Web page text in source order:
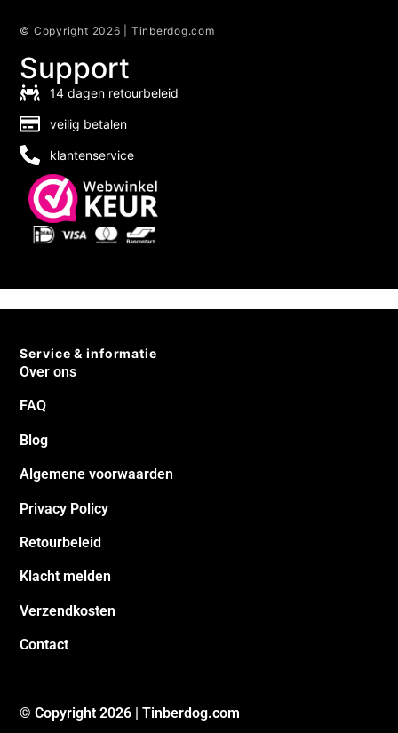
© Copyright 2026 | Tinberdog.com
Support
14 dagen retourbeleid
veilig betalen
klantenservice
Service & informatie
Over ons
FAQ
Blog
Algemene voorwaarden
Privacy Policy
Retourbeleid
Klacht melden
Verzendkosten
Contact
© Copyright 2026 | Tinberdog.com